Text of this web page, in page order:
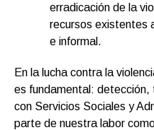
erradicación de la
recursos existentes
e informal.
En la lucha contra la
es fundamental:
con Servicios Sociales y
parte de nuestra labor